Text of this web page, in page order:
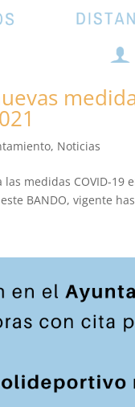
, Noticias
medidas COVID-
BANDO, vigente